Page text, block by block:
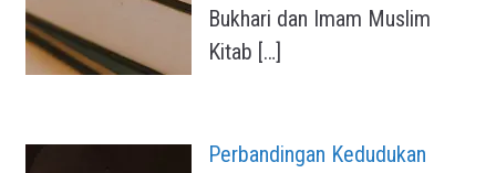
Bukhari dan Imam Muslim
Kitab […]
Perbandingan Kedudukan